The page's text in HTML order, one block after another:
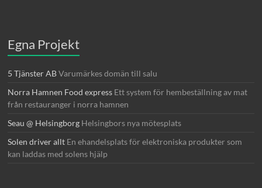
Egna Projekt
5 Tjänster ABVarumärkes domän till salu
Norra Hamnen Food express Ett system för hembeställning av mat
från restauranger i norra hamnen
Seau @ Helsingborg Helsingbors nya mötesplats
Solen driver allt En ehandelsplats för elektroniska produkter som
kan laddas med solens hjälp